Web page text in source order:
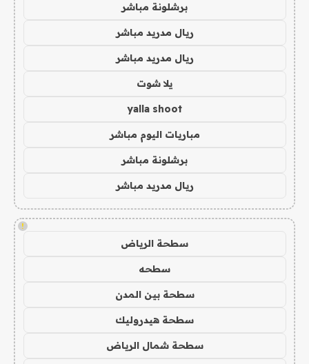
برشلونة مباشر
ريال مدريد مباشر
ريال مدريد مباشر
يلا شوت
yalla shoot
مباريات اليوم مباشر
برشلونة مباشر
ريال مدريد مباشر
!
سطحة الرياض
سطحه
سطحة بين المدن
سطحة هيدروليك
سطحة شمال الرياض